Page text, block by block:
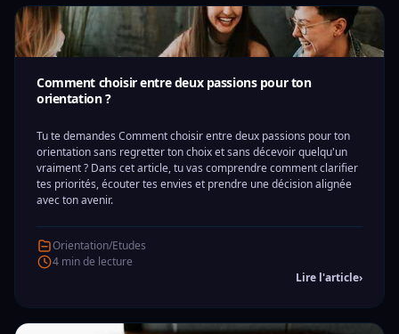
Comment choisir entre deux passions pour ton
orientation ?
Tu te demandes Comment choisir entre deux passions pour ton
orientation sans regretter ton choix et sans décevoir quelqu'un
vraiment ? Dans cet article, tu vas comprendre comment clarifier
tes priorités, écouter tes envies et prendre une décision alignée
avec ton avenir.
Orientation/Etudes
4 min de lecture
Lire l'article›